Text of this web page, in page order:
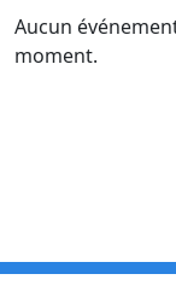
Aucun
moment.